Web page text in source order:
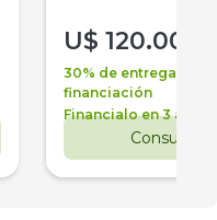
U$ 120.000
30% de entrega +
financiación
Financialo en 3 años
Consultar